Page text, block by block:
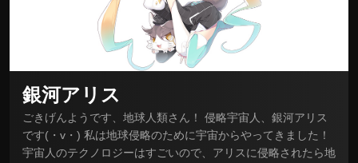
銀河アリス
ごきげんようです、地球人類さん！ 侵略宇宙人、銀河アリス
です(・v・) 私は地球侵略のために宇宙からやってきました！
宇宙人のテクノロジーはすごいので、アリスに侵略されたら地